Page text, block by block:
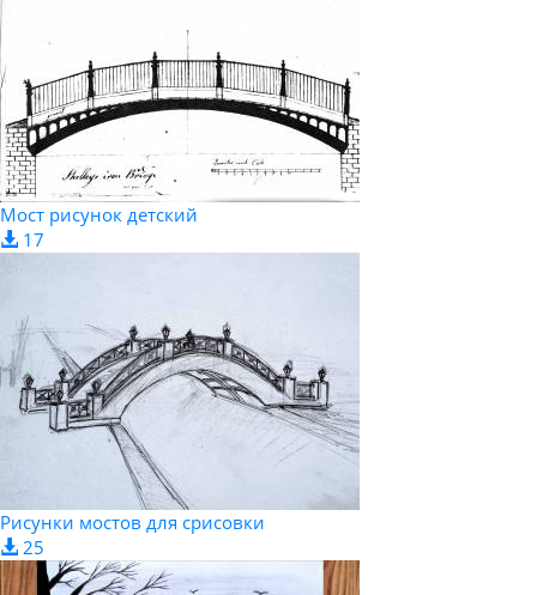
Мост рисунок детский
17
Рисунки мостов для срисовки
25